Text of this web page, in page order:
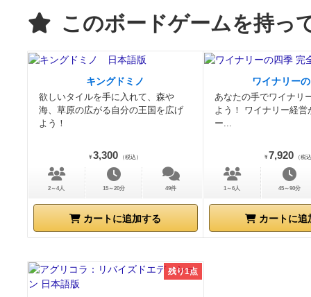
このボードゲームを持っ
キングドミノ
欲しいタイルを手に入れて、森や
海、草原の広がる自分の王国を広げ
よう！
¥ 3,300 （税込）
2～4人 15～20分 49件
カートに追加する
ワイナリー
あなたの手でワイナリ
よう！ ワイナリー経営
ー...
¥ 7,920 （税
1～6人 45～90分
カートに追
残り1点